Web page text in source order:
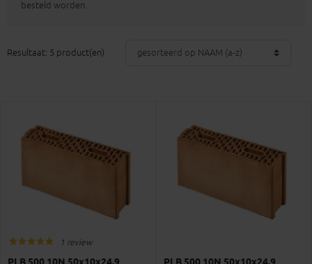
besteld worden.
Resultaat: 5 product(en)
1 review